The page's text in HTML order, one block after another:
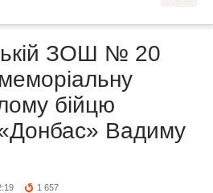
ЗОШ № 20
бійцю
Вадиму
1 657